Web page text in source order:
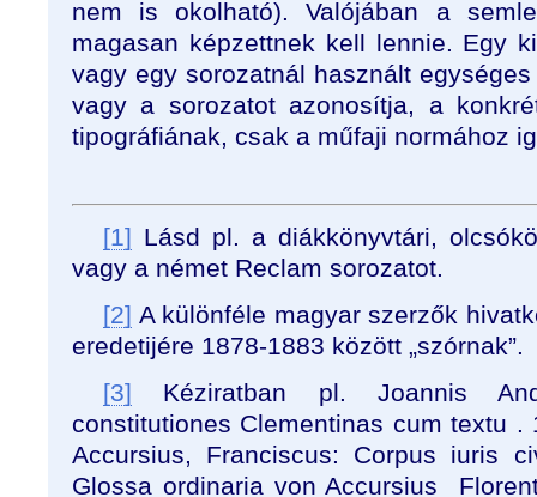
nem is okolható). Valójában a
magasan képzettnek kell lennie. Egy
vagy egy sorozatnál használt
vagy a sorozatot azonosítja, a
tipográfiának, csak a műfaji normához
[1] Lásd pl. a diákkönyvtári,
vagy a német Reclam sorozatot.
[2] A különféle magyar szerzők
eredetijére 1878-1883 között „szórnak”.
[3] Kéziratban pl. Joannis
constitutiones Clementinas cum textu
Accursius, Franciscus: Corpus iuris
Glossa ordinaria von Accursius